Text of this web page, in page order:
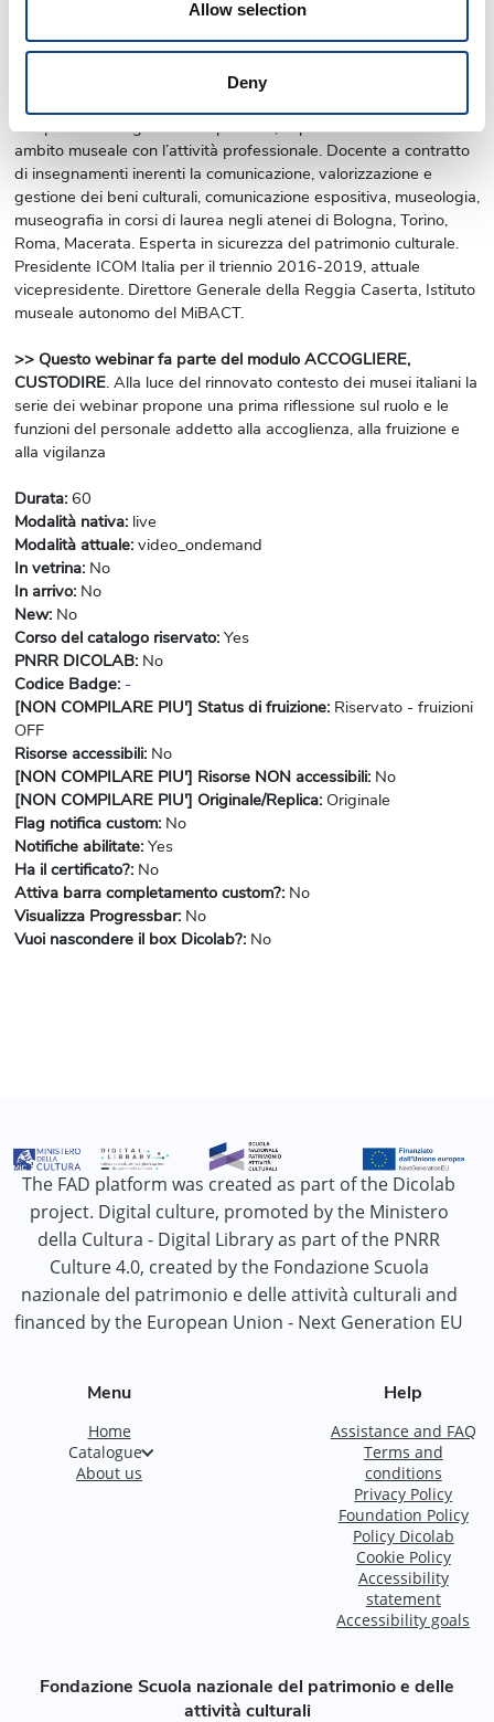
Allow selection
Deny
No
Vuoi nascondere il box Dicolab?:No
sempre ha coniugato le competenze, esperienze e interessi in
ambito museale con l’attività professionale. Docente a contratto
di insegnamenti inerenti la comunicazione, valorizzazione e
gestione dei beni culturali, comunicazione espositiva, museologia,
museografia in corsi di laurea negli atenei di Bologna, Torino,
Roma, Macerata. Esperta in sicurezza del patrimonio culturale.
Presidente ICOM Italia per il triennio 2016-2019, attuale
vicepresidente. Direttore Generale della Reggia Caserta, Istituto
museale autonomo del MiBACT.
>> Questo webinar fa parte del modulo ACCOGLIERE,
CUSTODIRE. Alla luce del rinnovato contesto dei musei italiani la
serie dei webinar propone una prima riflessione sul ruolo e le
funzioni del personale addetto alla accoglienza, alla fruizione e
alla vigilanza
Durata: 60
Modalità nativa: live
Modalità attuale: video_ondemand
In vetrina: No
In arrivo: No
New: No
Corso del catalogo riservato: Yes
PNRR DICOLAB: No
Codice Badge: -
[NON COMPILARE PIU'] Status di fruizione: Riservato - fruizioni
OFF
Risorse accessibili: No
[NON COMPILARE PIU'] Risorse NON accessibili: No
[NON COMPILARE PIU'] Originale/Replica: Originale
Flag notifica custom: No
Notifiche abilitate: Yes
Ha il certificato?: No
Attiva barra completamento custom?: No
Visualizza Progressbar: No
Vuoi nascondere il box Dicolab?: No
The FAD platform was created as part of the Dicolab
project. Digital culture, promoted by the Ministero
della Cultura - Digital Library as part of the PNRR
Culture 4.0, created by the Fondazione Scuola
nazionale del patrimonio e delle attività culturali and
financed by the European Union - Next Generation EU
Menu
Home
Catalogue
About us
Help
Assistance and FAQ
Terms and
conditions
Privacy Policy
Foundation Policy
Policy Dicolab
Cookie Policy
Accessibility
statement
Accessibility goals
Fondazione Scuola nazionale del patrimonio e delle
attività culturali